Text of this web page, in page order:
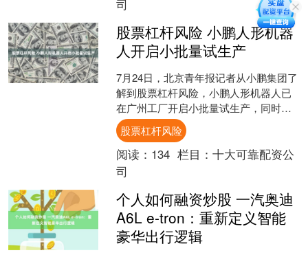
司
股票杠杆风险 小鹏人形机器
人开启小批量试生产
7月24日，北京青年报记者从小鹏集团了
解到股票杠杆风险，小鹏人形机器人已
在广州工厂开启小批量试生产，同时量
产产线进入最后联调阶段。 此前，小鹏
集团内部召开机器人....
股票杠杆风险
阅读： 134 栏目： 十大可靠配资公
司
个人如何融资炒股 一汽奥迪
A6L e-tron：重新定义智能
豪华出行逻辑